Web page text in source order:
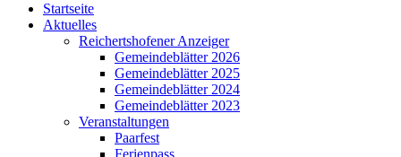
Startseite
Aktuelles
Reichertshofener Anzeiger
Gemeindeblätter 2026
Gemeindeblätter 2025
Gemeindeblätter 2024
Gemeindeblätter 2023
Veranstaltungen
Paarfest
Ferienpass